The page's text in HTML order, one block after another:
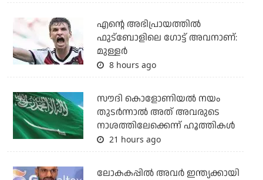
എന്റെ അഭിപ്രായത്തില്‍
ഫുട്‌ബോളിലെ ഗോട്ട് അവനാണ്:
മുള്ളര്‍
8 hours ago
സൗദി കൊളോണിയല്‍ നയം
തുടര്‍ന്നാല്‍ അത് അവരുടെ
നാശത്തിലേക്കെന്ന് ഹൂത്തികള്‍
21 hours ago
ലോകകപ്പിൽ അവര്‍ ഇന്ത്യക്കായി